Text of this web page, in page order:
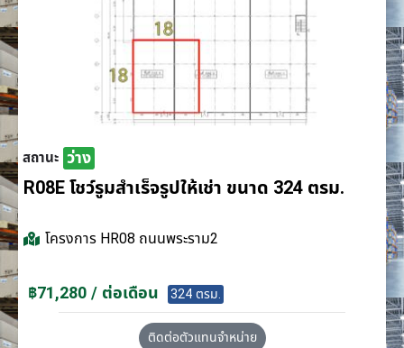
สถานะ ว่าง
R08E โชว์รูมสำเร็จรูปให้เช่า ขนาด 324 ตรม.
โครงการ HR08 ถนนพระราม2
฿71,280 / ต่อเดือน 324 ตรม.
ติดต่อตัวแทนจำหน่าย